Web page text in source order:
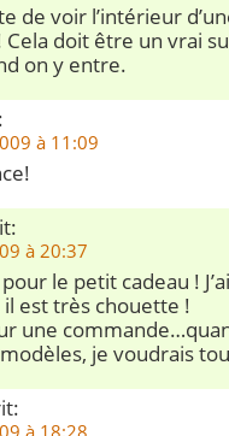
de voir l’intérieur
Cela doit être un vrai
on y entre.
à 11:09
à 20:37
le petit cadeau !
est très chouette !
une
je voudrais
à 18:28